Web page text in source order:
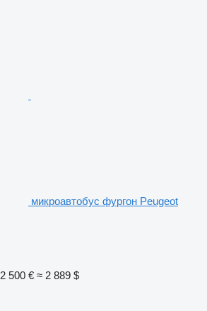
микроавтобус фургон Peugeot
2 500 € ≈ 2 889 $